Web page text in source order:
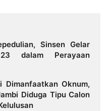
Sinsen Gelar
dalam Perayaan
Dimanfaatkan Oknum,
Diduga Tipu Calon